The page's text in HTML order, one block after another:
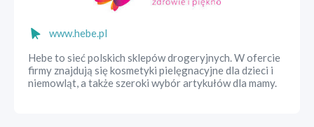
www.hebe.pl
Hebe to sieć polskich sklepów drogeryjnych. W ofercie
firmy znajdują się kosmetyki pielęgnacyjne dla dzieci i
niemowląt, a także szeroki wybór artykułów dla mamy.